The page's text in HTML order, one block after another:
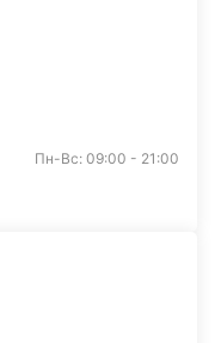
Пн-Вс: 09:00 - 21:00